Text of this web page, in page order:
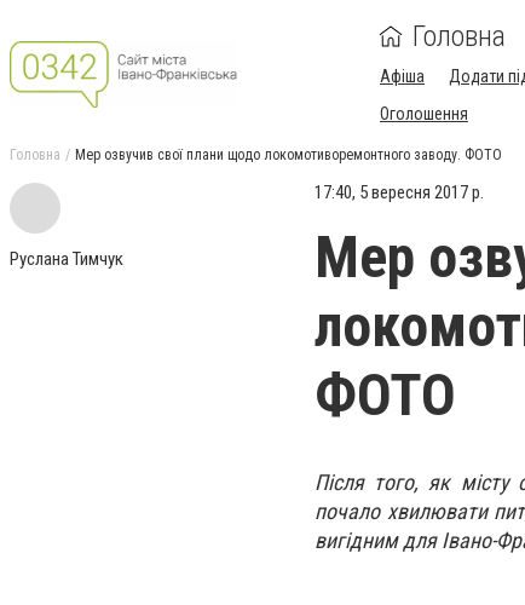
Головна
Афіша Додати
Оголошення
Головна Мер озвучив свої плани щодо локомотиворемонтного заводу. ФОТО
Руслана Тимчук
17:40, 5 вересня 2017 р.
Мер
ФОТО
Після того, як місту
почало хвилювати
вигідним для Івано-